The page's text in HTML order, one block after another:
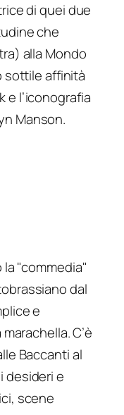
di quei due
che
alla Mondo
sottile affinità
e l’iconografia
Manson.
"commedia"
dal
e
C’è
Baccanti al
desideri e
scene